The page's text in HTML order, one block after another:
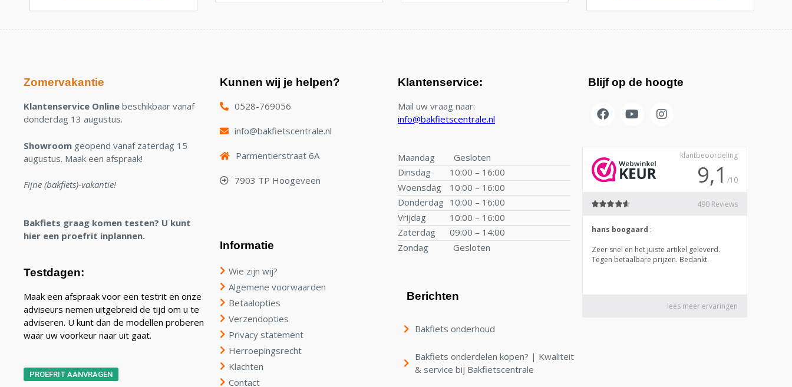
Zomervakantie
Klantenservice Online beschikbaar vanaf
donderdag 13 augustus.
Showroom geopend vanaf zaterdag 15
augustus. Maak een afspraak!
Fijne (bakfiets)-vakantie!
Bakfiets graag komen testen? U kunt
hier een proefrit inplannen.
Testdagen:
Maak een afspraak voor een testrit en onze
adviseurs nemen uitgebreid de tijd om u te
adviseren. U kunt dan de modellen proberen
waar uw voorkeur naar uit gaat.
PROEFRIT AANVRAGEN
Kunnen wij je helpen?
0528-769056
info@bakfietscentrale.nl
Parmentierstraat 6A
7903 TP Hoogeveen
Informatie
Wie zijn wij?
Algemene voorwaarden
Betaalopties
Verzendopties
Privacy statement
Herroepingsrecht
Klachten
Contact
Klantenservice:
Mail uw vraag naar:
info@bakfietscentrale.nl
Maandag
Gesloten
Dinsdag
10:00 – 16:00
Woensdag
10:00 – 16:00
Donderdag 10:00 – 16:00
Vrijdag
10:00 – 16:00
Zaterdag
09:00 – 14:00
Zondag
Gesloten
Berichten
Bakfiets onderhoud
Bakfiets onderdelen kopen? | Kwaliteit
& service bij Bakfietscentrale
Blijf op de hoogte